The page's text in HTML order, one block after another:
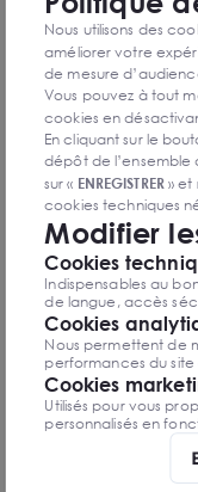
logistique situé à
acquis par un
Etudes de Marché
Point Marché
Arthur Loyd
présenter son
Nous utilisons des
améliorer votre
de mesure
Vous pouvez à tout
cookies en
En cliquant sur le
dépôt de l’ensemble
sur « ENREGISTRER» et
cookies techniques
seront déposés. Pour
«
personnel ».
peut être amenée à
possibilité de
valables que sur le
Modifier
Cookies
Indispensables au
de langue, accès
Cookies
Nous permettent de
performances du
Cookies
Utilisés pour vous
personnalisés en